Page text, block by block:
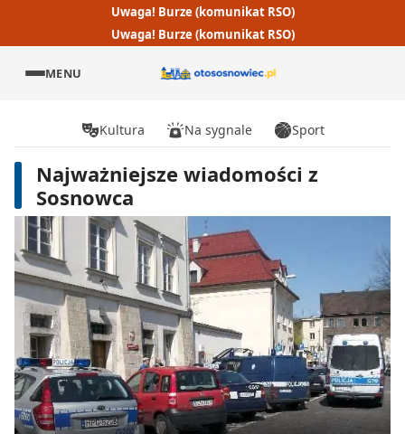
Uwaga! Burze (komunikat RSO)
Uwaga! Burze (komunikat RSO)
MENU
Kultura Na sygnale Sport
Najważniejsze wiadomości z
Sosnowca